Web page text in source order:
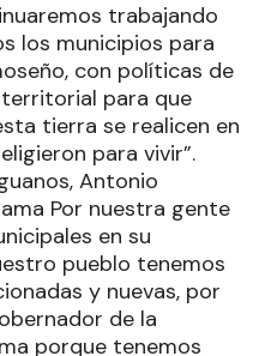
trabajando
los municipios para
con políticas de
para que
tierra se realicen en
para vivir”.
Antonio
Por nuestra gente
en su
pueblo tenemos
y nuevas, por
de la
porque tenemos